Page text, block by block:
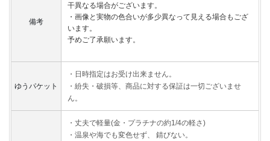
備考
干異なる場合がございます。
・画像と実物の色合いが多少異なって見える場合もござ
います。
予めご了承願います。
ゆうパケット
・日時指定はお受け出来ません。
・紛失・破損等、商品に対する保証は一切ございませ
ん。
・丈夫で軽量(金・プラチナの約1/4の軽さ)
・温泉や海でも変色せず、 錆びない。